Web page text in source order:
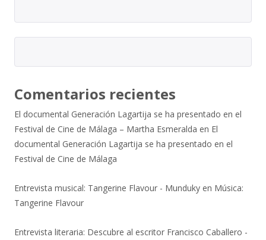
Comentarios recientes
El documental Generación Lagartija se ha presentado en el
Festival de Cine de Málaga – Martha Esmeralda en El
documental Generación Lagartija se ha presentado en el
Festival de Cine de Málaga
Entrevista musical: Tangerine Flavour - Munduky en Música:
Tangerine Flavour
Entrevista literaria: Descubre al escritor Francisco Caballero -